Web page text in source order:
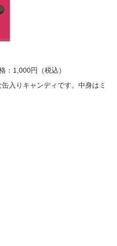
1,000円（税込）
入りキャンディです。中身はミ